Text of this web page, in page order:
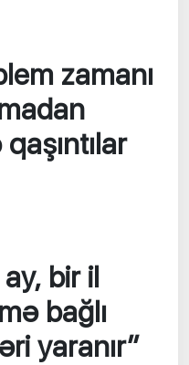
zamanı
bir il
bağlı
yaranır”